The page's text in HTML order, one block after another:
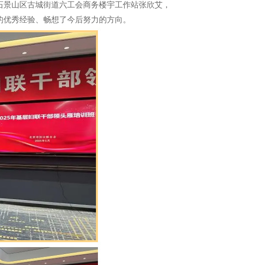
区古城街道六工会商务楼宇工作站张欣艾，
秀经验、畅想了今后努力的方向。